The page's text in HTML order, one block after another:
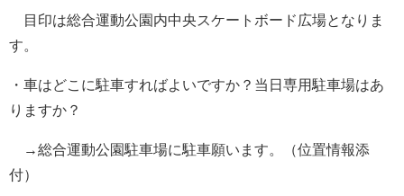
目印は総合運動公園内中央スケートボード広場となりま
す。
・車はどこに駐車すればよいですか？当日専用駐車場はあ
りますか？
→総合運動公園駐車場に駐車願います。（位置情報添
付）